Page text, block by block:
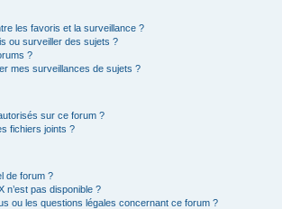
les favoris et la surveillance ?
ou surveiller des sujets ?
?
mes surveillances de sujets ?
sur ce forum ?
fichiers joints ?
de forum ?
n’est pas disponible ?
ou les questions légales concernant ce forum ?